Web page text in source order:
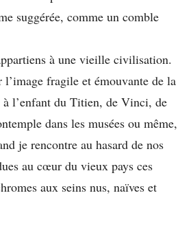
suggérée, comme un comble
à une vieille civilisation.
l’image fragile et émouvante de la
à l’enfant du Titien, de Vinci, de
dans les musées ou même,
je rencontre au hasard de nos
au cœur du vieux pays ces
aux seins nus, naïves et